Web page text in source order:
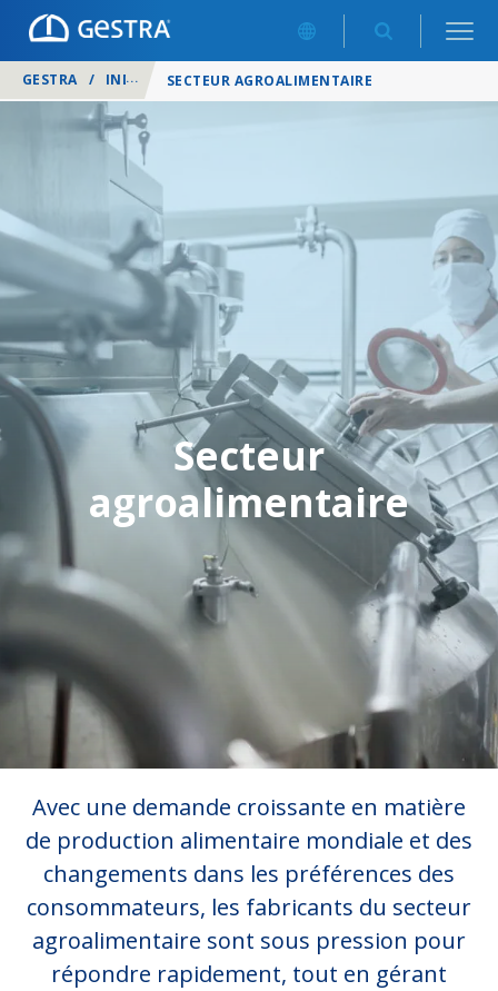
GESTRA / INDUSTRIES /
SECTEUR AGROALIMENTAIRE
Secteur
agroalimentaire
Avec une demande croissante en matière
de production alimentaire mondiale et des
changements dans les préférences des
consommateurs, les fabricants du secteur
agroalimentaire sont sous pression pour
répondre rapidement, tout en gérant